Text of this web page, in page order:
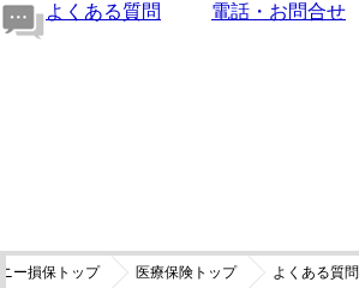
よくある質問 電話・お問合せ
ー損保トップ 医療保険トップ よくある質問